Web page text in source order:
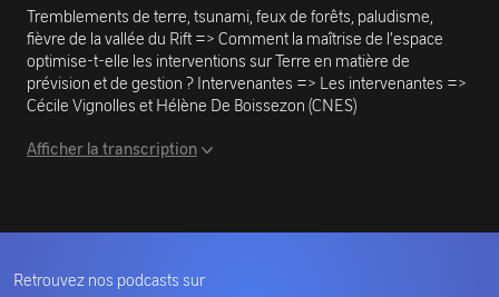
Tremblements de terre, tsunami, feux de forêts, paludisme,
fièvre de la vallée du Rift => Comment la maîtrise de l’espace
optimise-t-elle les interventions sur Terre en matière de
prévision et de gestion ? Intervenantes => Les intervenantes =>
Cécile Vignolles et Hélène De Boissezon (CNES)
Afficher la transcription
Retrouvez nos podcasts sur